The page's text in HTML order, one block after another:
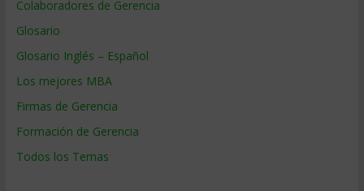
Colaboradores de Gerencia
Glosario
Glosario Inglés – Español
Los mejores MBA
Firmas de Gerencia
Formación de Gerencia
Todos los Temas